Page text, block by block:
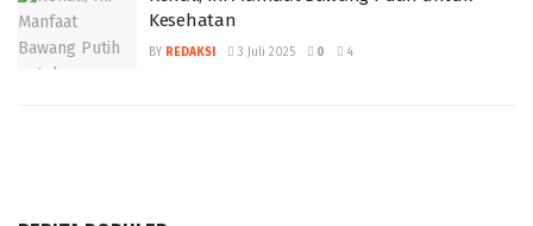
Kesehatan
BY REDAKSI 3 Juli 2025 0 4